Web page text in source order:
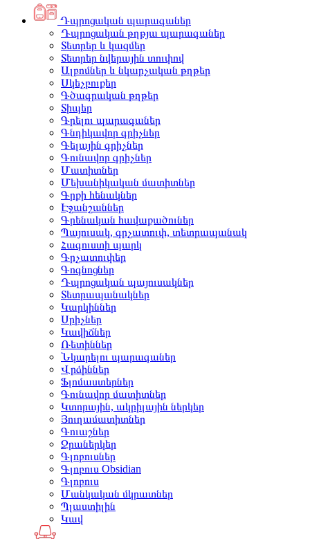
Դպրոցական պարագաներ
Դպրոցական թղթյա պարագաներ
Տետրեր և կազմեր
Տետրեր նվերային տուփով
Ալբոմներ և նկարչական թղթեր
Սկեչբուքեր
Գծագրական թղթեր
Տիպեր
Գրելու պարագաներ
Գնդիկավոր գրիչներ
Գելային գրիչներ
Գունավոր գրիչներ
Մատիտներ
Մեխանիկական մատիտներ
Գրքի հենակներ
Էջանշաններ
Գրենական հավաքածուներ
Պայուսակ, գրչատուփ, տետրապանակ
Հագուստի պարկ
Գրչատուփեր
Գոգնոցներ
Դպրոցական պայուսակներ
Տետրապանակներ
Կարկիններ
Սրիչներ
Կավիճներ
Ռետիններ
Նկարելու պարագաներ
Վրձիններ
Ֆլոմաստերներ
Գունավոր մատիտներ
Կտորային, ակրիլային ներկեր
Յուղամատիտներ
Գուաշներ
Ջրաներկեր
Գլոբուսներ
Գլոբուս Obsidian
Գլոբուս
Մանկական մկրատներ
Պլաստիլին
Կավ